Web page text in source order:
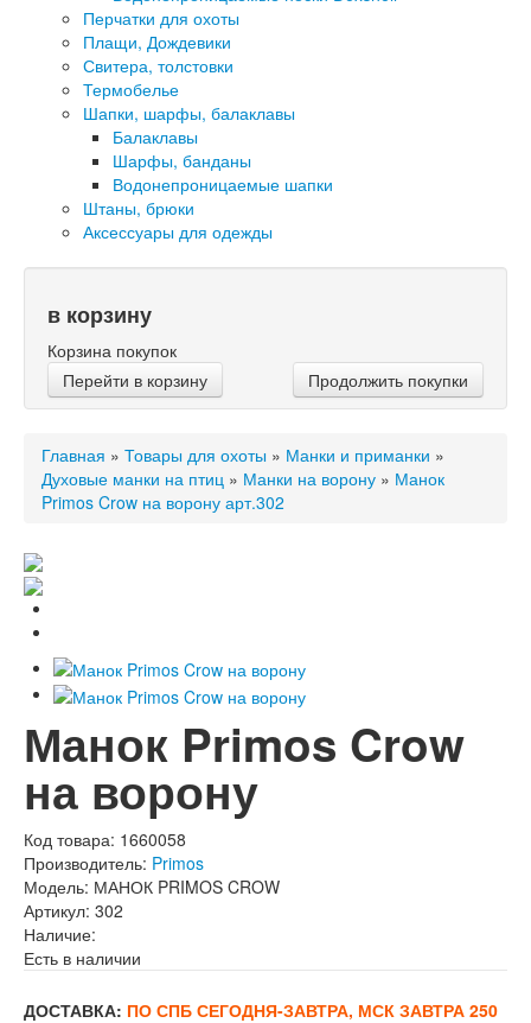
Перчатки для охоты
Плащи, Дождевики
Свитера, толстовки
Термобелье
Шапки, шарфы, балаклавы
Балаклавы
Шарфы, банданы
Водонепроницаемые шапки
Штаны, брюки
Аксессуары для одежды
в корзину
Корзина покупок
Перейти в корзину
Продолжить покупки
Главная » Товары для охоты » Манки и приманки »
Духовые манки на птиц » Манки на ворону » Манок
Primos Crow на ворону арт.302
Манок Primos Crow
на ворону
Код товара: 1660058
Производитель: Primos
Модель: МАНОК PRIMOS CROW
Артикул: 302
Наличие:
Есть в наличии
ДОСТАВКА: ПО СПБ СЕГОДНЯ-ЗАВТРА, МСК ЗАВТРА 250